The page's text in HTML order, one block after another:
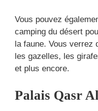
Vous pouvez
camping du désert
la faune. Vous verrez
les gazelles, les
et plus encore.
Palais Qasr